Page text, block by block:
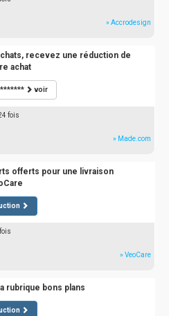
» Accrodesign
recevez une réduction de
achat
voir
fois
» Made.com
offerts pour une livraison
» VeoCare
rubrique bons plans